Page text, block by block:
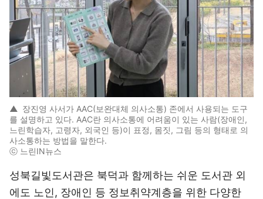
▲ 장진영 사서가 AAC(보완대체 의사소통) 존에서 사용되는 도구
를 설명하고 있다. AAC란 의사소통에 어려움이 있는 사람(장애인,
느린학습자, 고령자, 외국인 등)이 표정, 몸짓, 그림 등의 형태로 의
사소통하는 방법을 말한다.
ⓒ 느린IN뉴스
성북길빛도서관은 북덕과 함께하는 쉬운 도서관 외
에도 노인, 장애인 등 정보취약계층을 위한 다양한